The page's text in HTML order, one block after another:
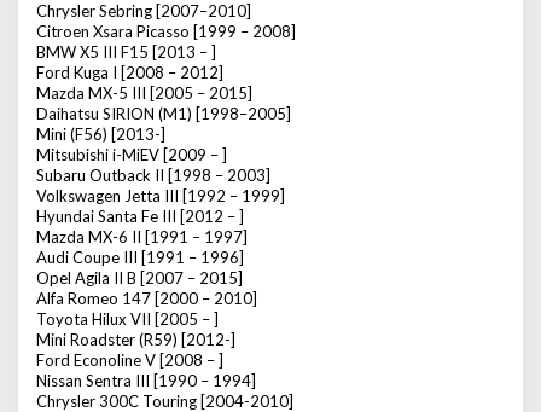
Chrysler Sebring [2007–2010]
Citroen Xsara Picasso [1999 – 2008]
BMW X5 III F15 [2013 – ]
Ford Kuga I [2008 – 2012]
Mazda MX-5 III [2005 – 2015]
Daihatsu SIRION (M1) [1998–2005]
Mini (F56) [2013-]
Mitsubishi i-MiEV [2009 – ]
Subaru Outback II [1998 – 2003]
Volkswagen Jetta III [1992 – 1999]
Hyundai Santa Fe III [2012 – ]
Mazda MX-6 II [1991 – 1997]
Audi Coupe III [1991 – 1996]
Opel Agila II B [2007 – 2015]
Alfa Romeo 147 [2000 – 2010]
Toyota Hilux VII [2005 – ]
Mini Roadster (R59) [2012-]
Ford Econoline V [2008 – ]
Nissan Sentra III [1990 – 1994]
Chrysler 300C Touring [2004-2010]